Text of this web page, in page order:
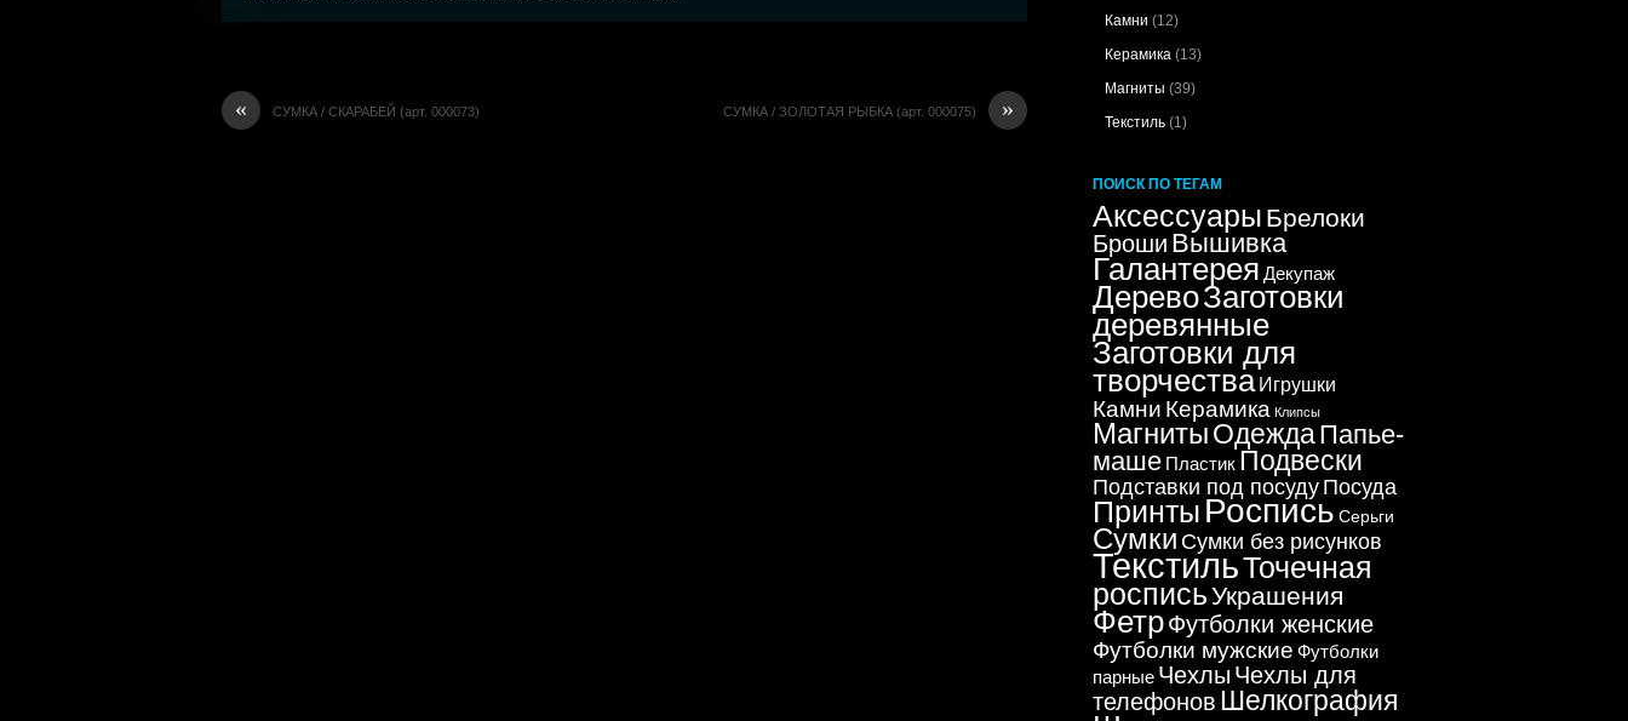
« СУМКА / СКАРАБЕЙ (арт. 000073) »
СУМКА / ЗОЛОТАЯ РЫБКА (арт. 000075)
Камни (12)
Керамика(13)
Магниты (39)
Текстиль(1)
ПОИСК ПО ТЕГАМ
Аксессуары Брелоки
Броши Вышивка
Галантерея Декупаж
ДеревоЗаготовки
деревянные
Заготовки для
творчества Игрушки
Камни Керамика Клипсы
Магниты ОдеждаПапье-
маше Пластик Подвески
Подставки под посуду Посуда
Принты Роспись Серьги
Сумки Сумки без рисунков
ТекстильТочечная
росписьУкрашения
ФетрФутболки женские
Футболки мужские Футболки
парные Чехлы Чехлы для
телефонов Шелкография